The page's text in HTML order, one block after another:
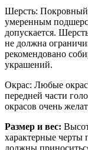
Шерсть:
умеренным
допускается.
не должна
рекомендовано
украшений.
Окрас: Любые
передней части
окрасов очень
Размер и вес:
характерные
должны